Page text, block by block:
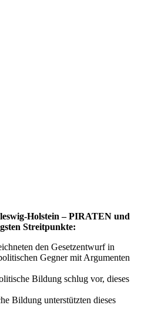
Holstein – PIRATEN und
Streitpunkte:
den Gesetzentwurf in
Gegner mit Argumenten
Bildung schlug vor, dieses
Bildung unterstützten dieses